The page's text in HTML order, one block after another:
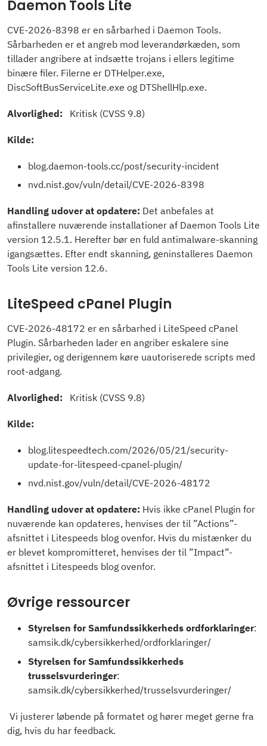
Daemon Tools Lite
CVE-2026-8398 er en sårbarhed i Daemon Tools.
Sårbarheden er et angreb mod leverandørkæden, som
tillader angribere at indsætte trojans i ellers legitime
binære filer. Filerne er DTHelper.exe,
DiscSoftBusServiceLite.exe og DTShellHlp.exe.
Alvorlighed: Kritisk (CVSS 9.8)
Kilde:
blog.daemon-tools.cc/post/security-incident
nvd.nist.gov/vuln/detail/CVE-2026-8398
Handling udover at opdatere: Det anbefales at
afinstallere nuværende installationer af Daemon Tools Lite
version 12.5.1. Herefter bør en fuld antimalware-skanning
igangsættes. Efter endt skanning, geninstalleres Daemon
Tools Lite version 12.6.
LiteSpeed cPanel Plugin
CVE-2026-48172 er en sårbarhed i LiteSpeed cPanel
Plugin. Sårbarheden lader en angriber eskalere sine
privilegier, og derigennem køre uautoriserede scripts med
root-adgang.
Alvorlighed: Kritisk (CVSS 9.8)
Kilde:
blog.litespeedtech.com/2026/05/21/security-
update-for-litespeed-cpanel-plugin/
nvd.nist.gov/vuln/detail/CVE-2026-48172
Handling udover at opdatere: Hvis ikke cPanel Plugin for
nuværende kan opdateres, henvises der til ”Actions”-
afsnittet i Litespeeds blog ovenfor. Hvis du mistænker du
er blevet kompromitteret, henvises der til ”Impact”-
afsnittet i Litespeeds blog ovenfor.
Øvrige ressourcer
Styrelsen for Samfundssikkerheds ordforklaringer:
samsik.dk/cybersikkerhed/ordforklaringer/
Styrelsen for Samfundssikkerheds
trusselsvurderinger:
samsik.dk/cybersikkerhed/trusselsvurderinger/
Vi justerer løbende på formatet og hører meget gerne fra
dig, hvis du har feedback.